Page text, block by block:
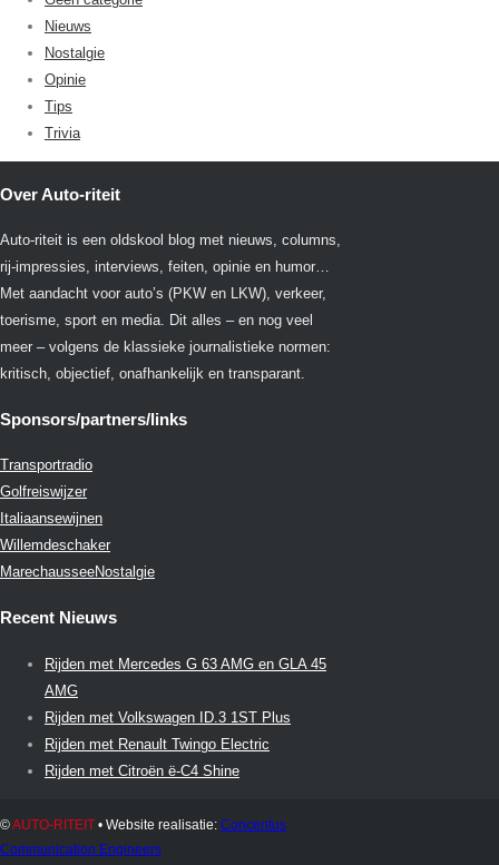
Nieuws
Nostalgie
Opinie
Tips
Trivia
Over Auto-riteit
Auto-riteit is een oldskool blog met nieuws, columns,
rij-impressies, interviews, feiten, opinie en humor…
Met aandacht voor auto’s (PKW en LKW), verkeer,
toerisme, sport en media. Dit alles – en nog veel
meer – volgens de klassieke journalistieke normen:
kritisch, objectief, onafhankelijk en transparant.
Sponsors/partners/links
Transportradio
Golfreiswijzer
Italiaansewijnen
Willemdeschaker
MarechausseeNostalgie
Recent Nieuws
Rijden met Mercedes G 63 AMG en GLA 45
AMG
Rijden met Volkswagen ID.3 1ST Plus
Rijden met Renault Twingo Electric
Rijden met Citroën ë-C4 Shine
©AUTO-RITEIT • Website realisatie: Concentus
Communication Engineers